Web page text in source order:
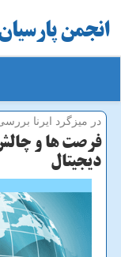
انجمن
در میزگرد ایرنا
فرصت ها و
دیجیتال